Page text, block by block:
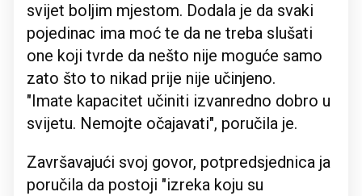
svijet boljim mjestom. Dodala je da svaki
pojedinac ima moć te da ne treba slušati
one koji tvrde da nešto nije moguće samo
zato što to nikad prije nije učinjeno.
"Imate kapacitet učiniti izvanredno dobro u
svijetu. Nemojte očajavati", poručila je.
Završavajući svoj govor, potpredsjednica ja
poručila da postoji "izreka koju su